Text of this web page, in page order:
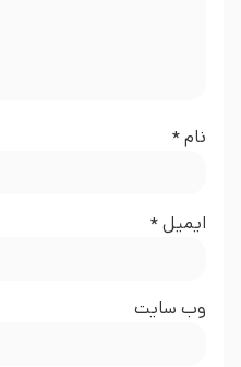
نام*
ایمیل*
وب‌ سایت